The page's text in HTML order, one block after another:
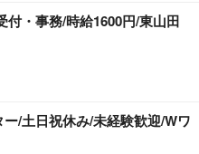
・事務/時給1600円/東山田
/土日祝休み/未経験歓迎/Wワ